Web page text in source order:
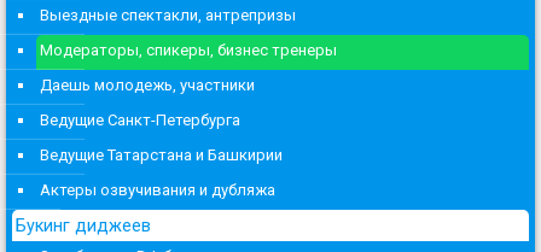
Выездные спектакли, антрепризы
Модераторы, спикеры, бизнес тренеры
Даешь молодежь, участники
Ведущие Санкт-Петербурга
Ведущие Татарстана и Башкирии
Актеры озвучивания и дубляжа
Букинг диджеев